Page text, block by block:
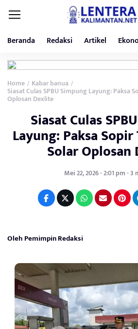
Beranda Redaksi Artikel
Home / Kabar banua /
Siasat Culas SPBU Simpung Layung: Paksa
Oplosan Dexlite
Siasat Culas
Layung: Paksa
Solar
Mei 22, 2026 - 2:01 pm - 3
Oleh Pemimpin Redaksi